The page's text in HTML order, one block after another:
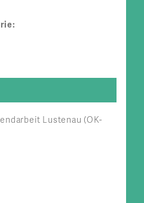
Lustenau (OK-